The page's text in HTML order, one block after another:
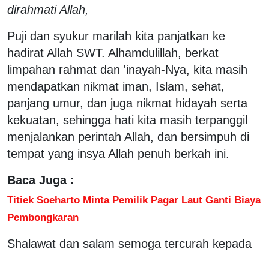
dirahmati Allah,
Puji dan syukur marilah kita panjatkan ke
hadirat Allah SWT. Alhamdulillah, berkat
limpahan rahmat dan 'inayah-Nya, kita masih
mendapatkan nikmat iman, Islam, sehat,
panjang umur, dan juga nikmat hidayah serta
kekuatan, sehingga hati kita masih terpanggil
menjalankan perintah Allah, dan bersimpuh di
tempat yang insya Allah penuh berkah ini.
Baca Juga :
Titiek Soeharto Minta Pemilik Pagar Laut Ganti Biaya
Pembongkaran
Shalawat dan salam semoga tercurah kepada